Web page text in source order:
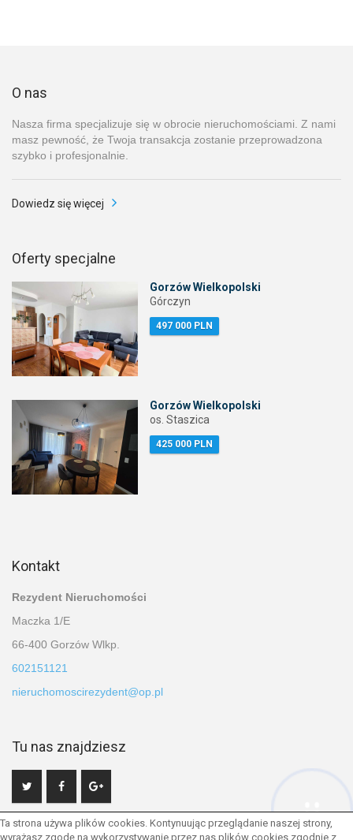
O nas
Nasza firma specjalizuje się w obrocie nieruchomościami. Z nami
masz pewność, że Twoja transakcja zostanie przeprowadzona
szybko i profesjonalnie.
Dowiedz się więcej
Oferty specjalne
Gorzów Wielkopolski
Górczyn
497 000 PLN
Gorzów Wielkopolski
os. Staszica
425 000 PLN
Kontakt
Rezydent Nieruchomości
Maczka 1/E
66-400 Gorzów Wlkp.
602151121
nieruchomoscirezydent@op.pl
Tu nas znajdziesz
Ta strona używa plików cookies. Kontynuując przeglądanie naszej strony,
wyrażasz zgodę na wykorzystywanie przez nas plików cookies zgodnie z
Hej! Chętnie Ci pomogę